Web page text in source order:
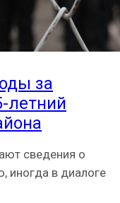
за
летний
сведения о
иногда в диалоге